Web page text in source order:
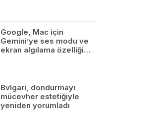
Google, Mac için
Gemini’ye ses modu ve
ekran algılama özelliği…
Bvlgari, dondurmayı
mücevher estetiğiyle
yeniden yorumladı